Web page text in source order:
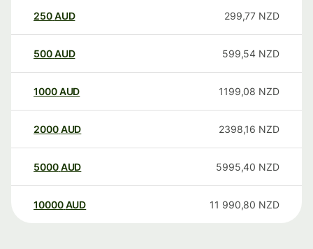
250AUD 299,77 NZD
500AUD 599,54 NZD
1000AUD 1199,08 NZD
2000AUD 2398,16 NZD
5000AUD 5995,40 NZD
10000 AUD 11 990,80 NZD